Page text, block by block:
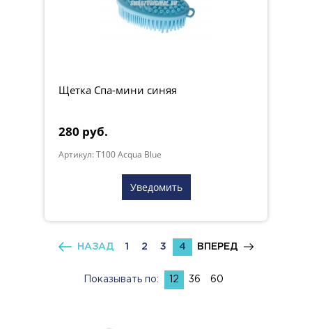
Щетка Спа-мини синяя
280 руб.
Артикул: T100 Acqua Blue
Уведомить
НАЗАД 1 2 3 4 ВПЕРЕД
Показывать по: 12 36 60